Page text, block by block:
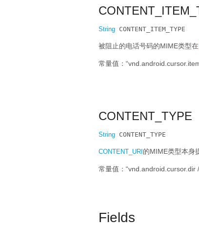
String CONTENT_ITEM_TYPE
被阻止的电话号码的MIME类型在
常量值：
CONTENT_TYPE
String CONTENT_TYPE
CONTENT_URI 的MIME类型本身
常量值：“vnd.android.cursor.dir
Fields